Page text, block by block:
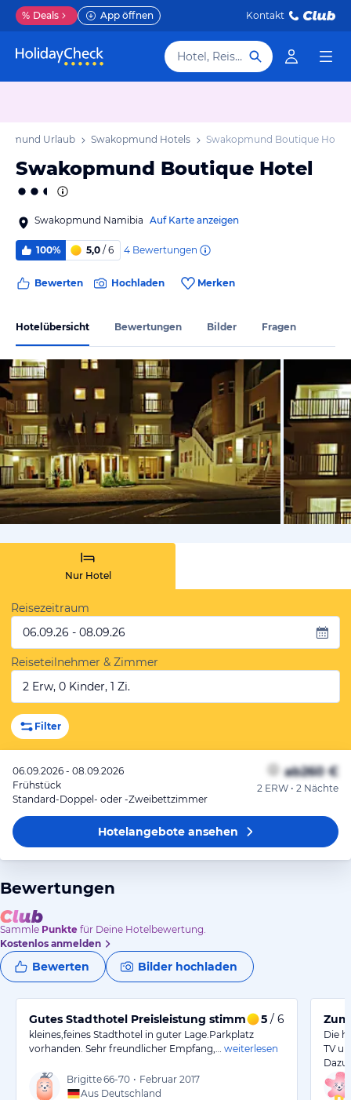
% Deals App öffnen Kontakt
Hotel, Reiseziel
Urlaub Swakopmund Hotels Swakopmund Boutique Hotel
Swakopmund Boutique Hotel
Swakopmund Namibia Auf Karte anzeigen
100% 5,0 / 6 4 Bewertungen
Bewerten Hochladen Merken
Hotelübersicht Bewertungen Bilder Fragen
von
Nur Hotel
Reisezeitraum
06.09.26 - 08.09.26
Reiseteilnehmer & Zimmer
2 Erw, 0 Kinder, 1 Zi.
Filter
06.09.2026 - 08.09.2026
Frühstück
Standard-Doppel- oder -Zweibettzimmer
ab260 €
2 ERW • 2 Nächte
Hotelangeboteansehen
Bewertungen
Sammle Punkte für Deine Hotelbewertung.
Kostenlos anmelden
Bewerten Bilder hochladen
Gutes Stadthotel Preisleistung stimmt 5 / 6
kleines,feines Stadthotel in guter Lage.Parkplatz
vorhanden. Sehr freundlicher Empfang,…
weiterlesen
Brigitte66-70 • Februar 2017
Aus Deutschland
Die
TV
Dazu